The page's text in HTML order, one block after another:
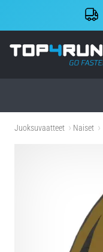
Juoksuvaatteet Naiset